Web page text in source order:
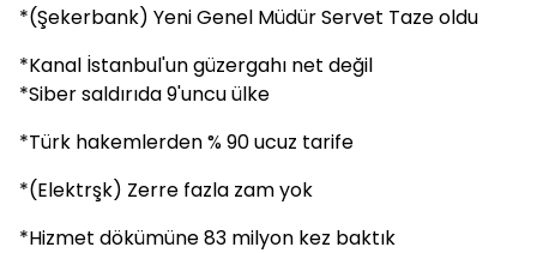
*(Şekerbank) Yeni Genel Müdür Servet Taze oldu
*Kanal İstanbul'un güzergahı net değil
*Siber saldırıda 9'uncu ülke
*Türk hakemlerden % 90 ucuz tarife
*(Elektrşk) Zerre fazla zam yok
*Hizmet dökümüne 83 milyon kez baktık